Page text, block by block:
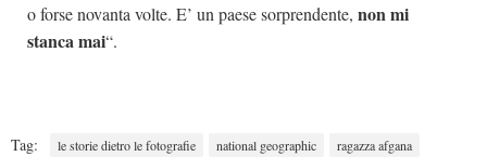
o forse novanta volte. E’ un paese sorprendente, non mi
stanca mai“.
Tag: le storie dietro le fotografie national geographic
ragazza afgana